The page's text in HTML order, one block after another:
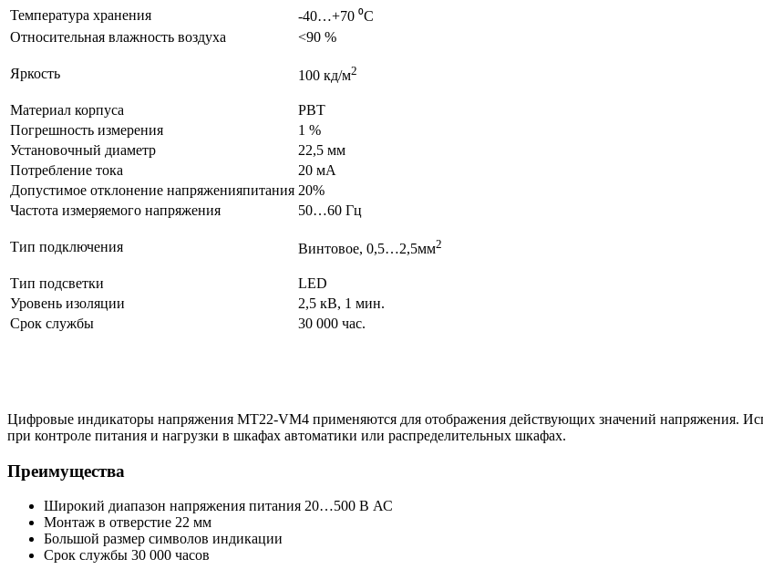
Температура хранения
-40…+70 ⁰С
Относительная влажность воздуха
<90 %
Яркость 100 кд/м2
Материал корпуса
PBT
Погрешность измерения
1 %
Установочный диаметр
22,5 мм
Потребление тока
20 мА
Допустимое отклонение напряженияпитания 20%
Частота измеряемого напряжения
50…60 Гц
Тип подключения Винтовое, 0,5…2,5мм2
Тип подсветки
LED
Уровень изоляции
2,5 кВ, 1 мин.
Срок службы
30 000 час.
Цифровые индикаторы напряжения MT22-VM4 применяются для отображения действующих значений напряжения.
при контроле питания и нагрузки в шкафах автоматики или распределительных шкафах.
Преимущества
Широкий диапазон напряжения питания 20…500 В АС
Монтаж в отверстие 22 мм
Большой размер символов индикации
Срок службы 30 000 часов